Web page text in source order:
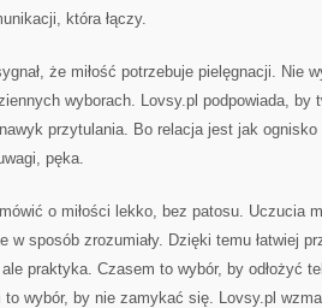
która łączy.
że miłość potrzebuje pielęgnacji. Nie
wyborach. Lovsy.pl podpowiada, by
przytulania. Bo relacja jest jak ognisko
pęka.
o miłości lekko, bez patosu. Uczucia
w sposób zrozumiały. Dzięki temu łatwiej
praktyka. Czasem to wybór, by odłożyć
to wybór, by nie zamykać się. Lovsy.pl